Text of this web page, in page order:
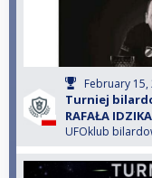
February 15,
Turniej
RAFAŁA IDZIKA
UFOklub